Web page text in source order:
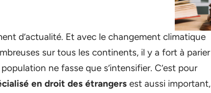
d’actualité. Et avec le changement climatique
sur tous les continents, il y a fort à parier
ne fasse que s’intensifier. C’est pour
en droit des étrangers est aussi important,